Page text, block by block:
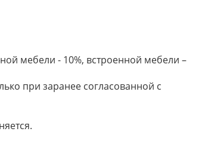
мебели - 10%, встроенной мебели –
при заранее согласованной с